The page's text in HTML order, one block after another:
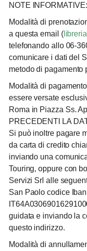
NOTE INFORMATIVE:
Modalità di
a questa email (
telefonando allo 06-
comunicare i dati del
metodo di pagamento
Modalità di pagamento
essere versate
Roma in Piazza Ss.
PRECEDENTI LA
Si può inoltre pagare
da carta di credito
inviando una
Touring, oppure con
Servizi Srl alle
San Paolocodice Iban
guidata e inviando la
questo indirizzo.
Modalità di